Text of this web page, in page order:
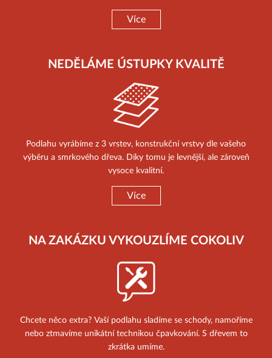
Více
NEDĚLÁME ÚSTUPKY KVALITĚ
Podlahu vyrábíme z 3 vrstev, konstrukční vrstvy dle vašeho
výběru a smrkového dřeva. Díky tomu je levnější, ale zároveň
vysoce kvalitní.
Více
NA ZAKÁZKU VYKOUZLÍME COKOLIV
Chcete něco extra? Vaší podlahu sladíme se schody, namoříme
nebo ztmavíme unikátní technikou čpavkování. S dřevem to
zkrátka umíme.